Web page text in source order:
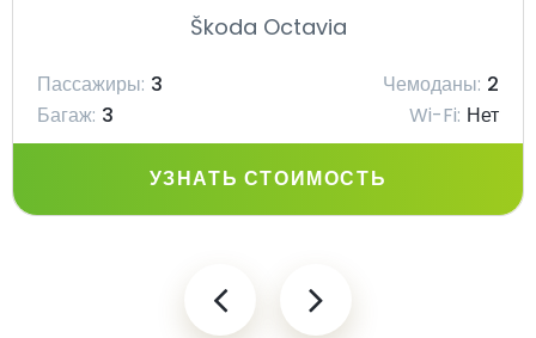
Škoda Octavia
Пассажиры: 3 Чемоданы: 2
Багаж: 3 Wi-Fi: Нет
УЗНАТЬ СТОИМОСТЬ